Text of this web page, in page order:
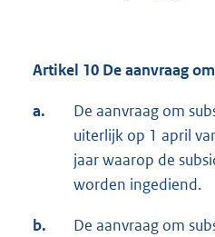
Artikel 10 De aanvraag
a.
De aanvraag om
uiterlijk op 1 april
jaar waarop de
worden ingediend.
b.
De aanvraag om